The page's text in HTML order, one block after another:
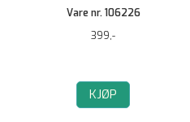
Vare nr. 106226
399,-
KJØP